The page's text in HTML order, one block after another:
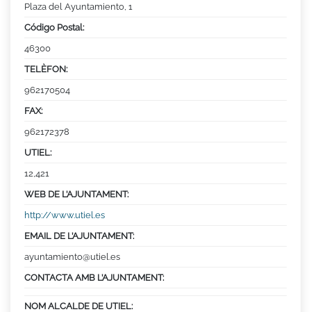
Plaza del Ayuntamiento, 1
Código Postal:
46300
TELÈFON:
962170504
FAX:
962172378
UTIEL:
12,421
WEB DE L’AJUNTAMENT:
http://www.utiel.es
EMAIL DE L’AJUNTAMENT:
ayuntamiento@utiel.es
CONTACTA AMB L’AJUNTAMENT:
NOM ALCALDE DE UTIEL: